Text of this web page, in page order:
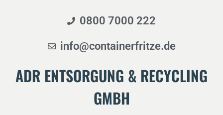
0800 7000 222
info@containerfritze.de
ADR ENTSORGUNG & RECYCLING
GMBH